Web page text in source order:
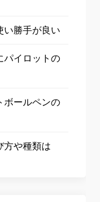
い勝手が良い
パイロットの
ボールペンの
方や種類は